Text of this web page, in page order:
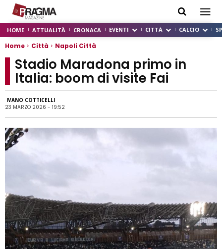
HOME ATTUALITÀ CRONACA EVENTI CITTÀ CALCIO
Home Città Napoli Città
Stadio Maradona primo in
Italia: boom di visite Fai
IVANO COTTICELLI
23 MARZO 2026 - 19:52